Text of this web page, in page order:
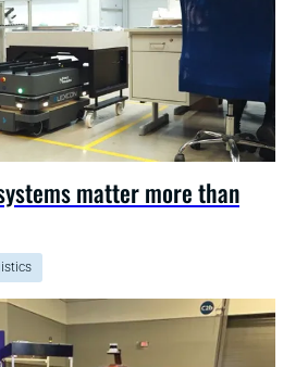
matter more than